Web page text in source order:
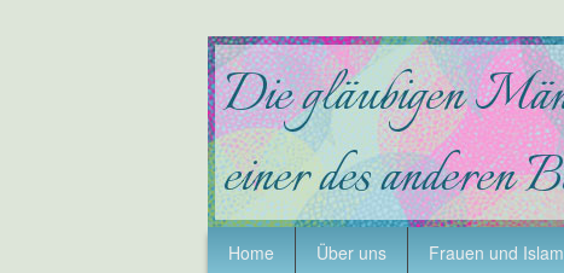
Home Über uns Frauen und Islam